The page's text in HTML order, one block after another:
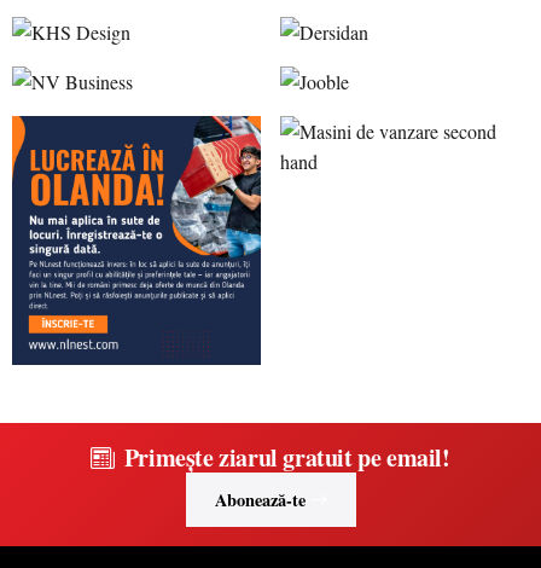
Primește ziarul gratuit pe email!
Abonează-te